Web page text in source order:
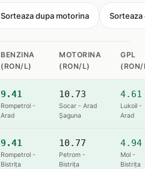
Sorteaza dupa motorina Sorteaza
BENZINA
(RON/L)
MOTORINA
(RON/L)
GPL
9.41
Rompetrol -
Arad
10.73
Socar - Arad
Șaguna
4.61
Lukoil -
Arad
9.41
Rompetrol -
Bistriţa
10.77
Petrom -
Bistriţa
4.94
Mol -
Bistriţa